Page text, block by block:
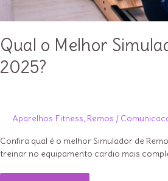
Qual o Melhor
2025?
Aparelhos Fitness, Remos /
Confira qual é o melhor Simulador de
treinar no equipamento cardio mais